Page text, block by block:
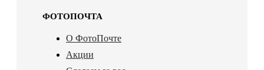
ФОТОПОЧТА
О ФотоПочте
Акции